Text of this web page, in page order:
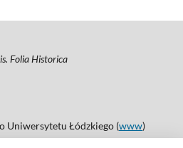
Folia Historica
Uniwersytetu Łódzkiego (www)